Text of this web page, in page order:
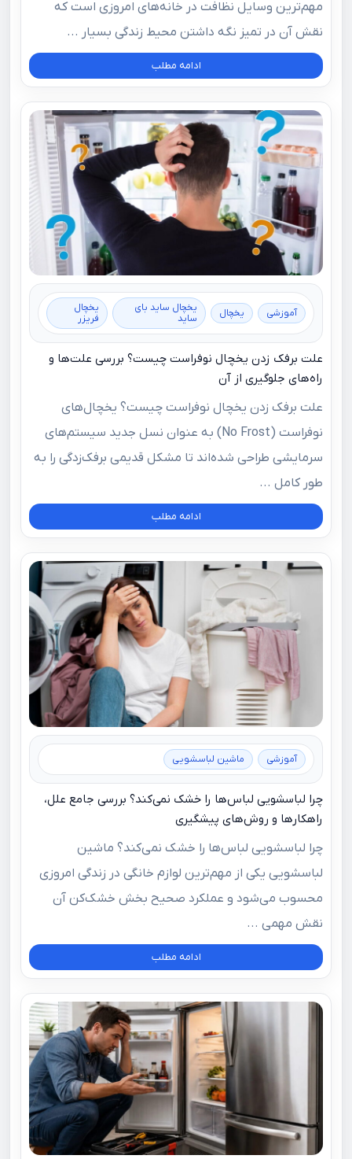
مهم‌ترین وسایل نظافت در خانه‌های امروزی است که
نقش آن در تمیز نگه داشتن محیط زندگی بسیار ...
ادامه مطلب
آموزشی یخچال
یخچال ساید بای
ساید
یخچال
فریزر
علت برفک زدن یخچال نوفراست چیست؟ بررسی علت‌ها و
راه‌های جلوگیری از آن
علت برفک زدن یخچال نوفراست چیست؟ یخچال‌های
نوفراست (No Frost) به‌ عنوان نسل جدید سیستم‌های
سرمایشی طراحی شده‌اند تا مشکل قدیمی برفک‌زدگی را به‌
طور کامل ...
ادامه مطلب
آموزشی ماشین لباسشویی
چرا لباسشویی لباس‌ها را خشک نمی‌کند؟ بررسی جامع علل،
راهکارها و روش‌های پیشگیری
چرا لباسشویی لباس‌ها را خشک نمی‌کند؟ ماشین
لباسشویی یکی از مهم‌ترین لوازم خانگی در زندگی امروزی
محسوب می‌شود و عملکرد صحیح بخش خشک‌کن آن
نقش مهمی ...
ادامه مطلب